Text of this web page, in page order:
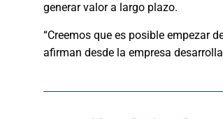
generar valor a largo plazo.
“Creemos que es posible empezar
afirman desde la empresa